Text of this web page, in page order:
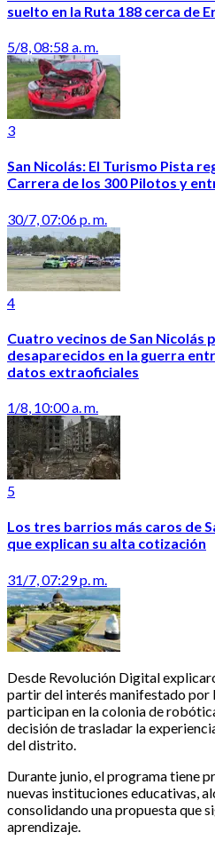
suelto en la Ruta 188 cerca de
5/8, 08:58 a. m.
3
San Nicolás: El Turismo Pista
Carrera de los 300 Pilotos y
30/7, 07:06 p. m.
4
Cuatro vecinos de San Nicolás
desaparecidos en la guerra
datos extraoficiales
1/8, 10:00 a. m.
5
Los tres barrios más caros de
que explican su alta cotización
31/7, 07:29 p. m.
Desde Revolución Digital
partir del interés manifestado por
participan en la colonia de
decisión de trasladar la
del distrito.
Durante junio, el programa tiene
nuevas instituciones educativas,
consolidando una propuesta que
aprendizaje.